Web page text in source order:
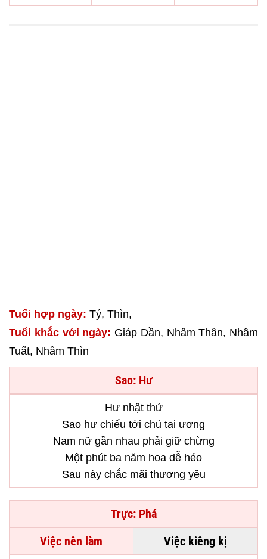
Tuổi hợp ngày: Tý, Thìn,
Tuổi khắc với ngày: Giáp Dần, Nhâm Thân, Nhâm
Tuất, Nhâm Thìn
Sao: Hư
Hư nhật thử
Sao hư chiếu tới chủ tai ương
Nam nữ gần nhau phải giữ chừng
Một phút ba năm hoa dễ héo
Sau này chắc mãi thương yêu
Trực: Phá
Việc nên làm
Việc kiêng kị